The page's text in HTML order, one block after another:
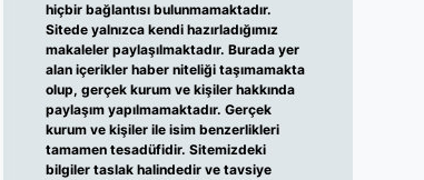
hiçbir bağlantısı bulunmamaktadır.
Sitede yalnızca kendi hazırladığımız
makaleler paylaşılmaktadır. Burada yer
alan içerikler haber niteliği taşımamakta
olup, gerçek kurum ve kişiler hakkında
paylaşım yapılmamaktadır. Gerçek
kurum ve kişiler ile isim benzerlikleri
tamamen tesadüfidir. Sitemizdeki
bilgiler taslak halindedir ve tavsiye